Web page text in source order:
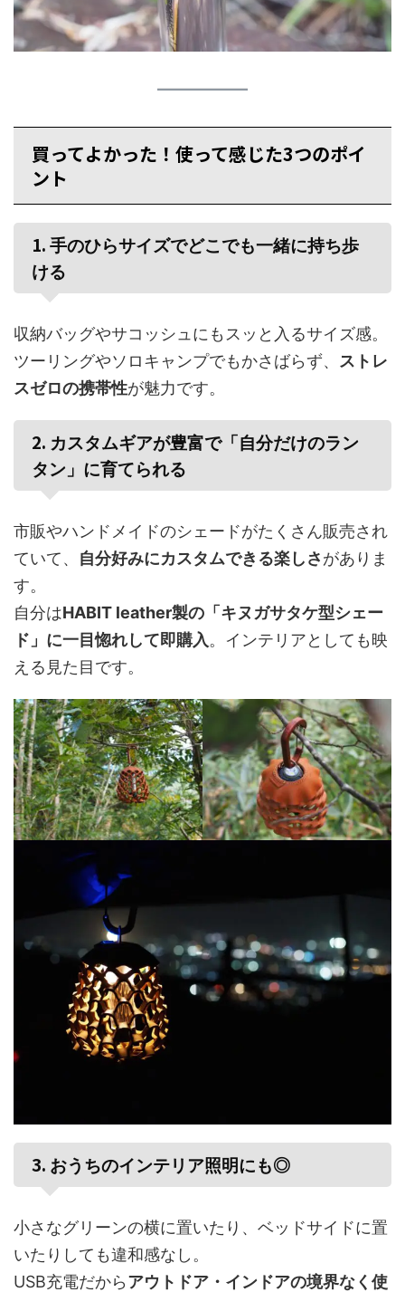
買ってよかった！使って感じた3つのポイ
ント
1. 手のひらサイズでどこでも一緒に持ち歩
ける
収納バッグやサコッシュにもスッと入るサイズ感。
ツーリングやソロキャンプでもかさばらず、 ストレ
スゼロの携帯性が魅力です。
2. カスタムギアが豊富で「自分だけのラン
タン」に育てられる
市販やハンドメイドのシェードがたくさん販売され
ていて、 自分好みにカスタムできる楽しさがありま
す。
自分はHABIT leather製の「キヌガサタケ型シェー
ド」に一目惚れして即購入。インテリアとしても映
える見た目です。
3. おうちのインテリア照明にも◎
小さなグリーンの横に置いたり、ベッドサイドに置
いたりしても違和感なし。
USB充電だからアウトドア・インドアの境界なく使